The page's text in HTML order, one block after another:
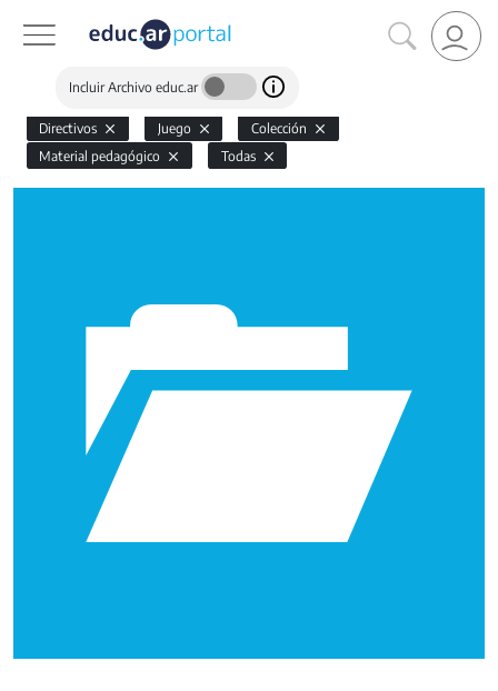
Incluir Archivo educ.ar
Directivos Juego
Colección
Material pedagógico
Todas